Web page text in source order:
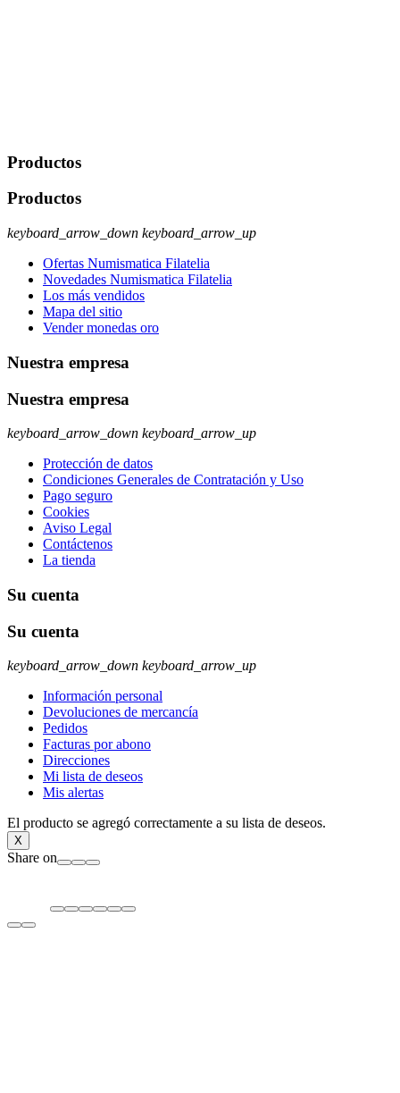
Productos
Productos
keyboard_arrow_down keyboard_arrow_up
Ofertas Numismatica Filatelia
Novedades Numismatica Filatelia
Los más vendidos
Mapa del sitio
Vender monedas oro
Nuestra empresa
Nuestra empresa
keyboard_arrow_down keyboard_arrow_up
Protección de datos
Condiciones Generales de Contratación y Uso
Pago seguro
Cookies
Aviso Legal
Contáctenos
La tienda
Su cuenta
Su cuenta
keyboard_arrow_down keyboard_arrow_up
Información personal
Devoluciones de mercancía
Pedidos
Facturas por abono
Direcciones
Mi lista de deseos
Mis alertas
El producto se agregó correctamente a su lista de deseos.
X
Share on